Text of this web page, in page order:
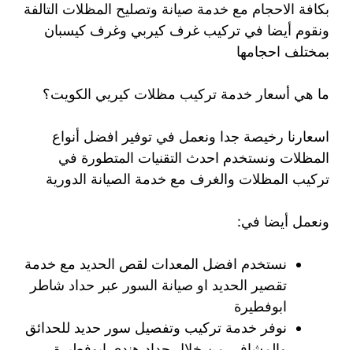
بكافة الاحجام مع خدمة صيانة وتصليح المظلات التالفة
ونقوم أيضا في تركيب غرف كيربي وغرف كيسبان
بمختلف احجامها
ما هي أسعار خدمة تركيب مظلات كيريي الكويت؟
اسعارنا رخيصة جدا ونعمل في توفير افضل أنواع
المظلات ونستخدم احدث التقنيات المتطورة في
تركيب المظلات والغرف مع خدمة الصيانة الدورية
ونعمل أيضا في:
نستخدم افضل المعدات لقص الحديد مع خدمة
تقصير الحديد او صيانة السور عبر حداد شاطر
ابوفطيرة
نوفر خدمة تركيب وتفصيل سور حديد للحدائق